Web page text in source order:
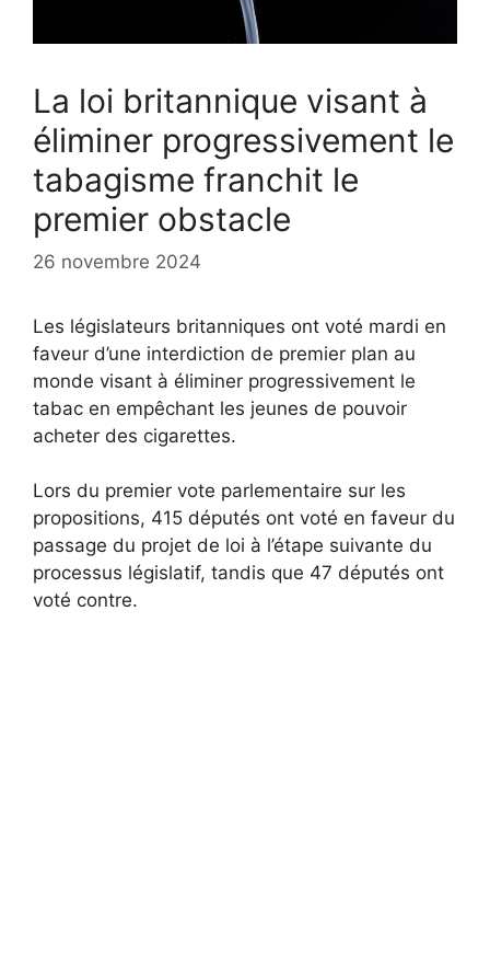
La loi britannique visant à
éliminer progressivement le
tabagisme franchit le
premier obstacle
26 novembre 2024
Les législateurs britanniques ont voté mardi en
faveur d’une interdiction de premier plan au
monde visant à éliminer progressivement le
tabac en empêchant les jeunes de pouvoir
acheter des cigarettes.
Lors du premier vote parlementaire sur les
propositions, 415 députés ont voté en faveur du
passage du projet de loi à l’étape suivante du
processus législatif, tandis que 47 députés ont
voté contre.